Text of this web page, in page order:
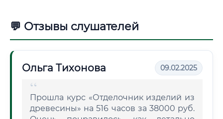
💬 Отзывы слушателей
Ольга Тихонова 09.02.2025
Прошла курс «Отделочник изделий из
древесины» на 516 часов за 38000 руб.